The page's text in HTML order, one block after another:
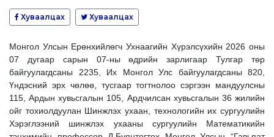
Хуваалцах Хуваалцах
Монгол Улсын Ерөнхийлөгч Ухнаагийн Хүрэлсүхийн 2026 оны
07 дугаар сарын 07-ны өдрийн зарлигаар Тулгар төр
байгуулагдсаны 2235, Их Монгол Улс байгуулагдсаны 820,
Үндэсний эрх чөлөө, тусгаар тогтнолоо сэргээн мандуулсны
115, Ардын хувьсгалын 105, Ардчилсан хувьсгалын 36 жилийн
ойг тохиолдуулан Шинжлэх ухаан, технологийн их сургуулийн
Хэрэглээний шинжлэх ухааны сургуулийн Математикийн